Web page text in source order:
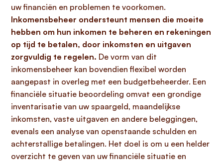
uw financiën en problemen te voorkomen.
Inkomensbeheer ondersteunt mensen die moeite
hebben om hun inkomen te beheren en rekeningen
op tijd te betalen, door inkomsten en uitgaven
zorgvuldig te regelen. De vorm van dit
inkomensbeheer kan bovendien flexibel worden
aangepast in overleg met een budgetbeheerder. Een
financiële situatie beoordeling omvat een grondige
inventarisatie van uw spaargeld, maandelijkse
inkomsten, vaste uitgaven en andere beleggingen,
evenals een analyse van openstaande schulden en
achterstallige betalingen. Het doel is om u een helder
overzicht te geven van uw financiële situatie en